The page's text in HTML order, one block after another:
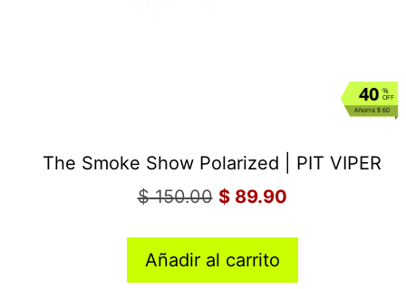
%
OFF
40
Ahorra $ 60
The Smoke Show Polarized | PIT VIPER
$150.00 $89.90
Añadir al carrito